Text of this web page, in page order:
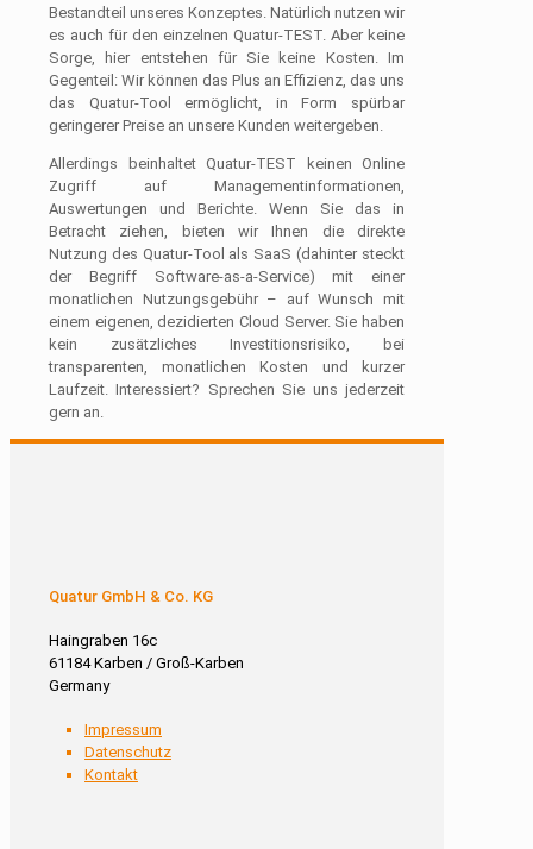
Bestandteil unseres Konzeptes. Natürlich nutzen wir
es auch für den einzelnen Quatur-TEST. Aber keine
Sorge, hier entstehen für Sie keine Kosten. Im
Gegenteil: Wir können das Plus an Effizienz, das uns
das Quatur-Tool ermöglicht, in Form spürbar
geringerer Preise an unsere Kunden weitergeben.
Allerdings beinhaltet Quatur-TEST keinen Online
Zugriff auf Managementinformationen,
Auswertungen und Berichte. Wenn Sie das in
Betracht ziehen, bieten wir Ihnen die direkte
Nutzung des Quatur-Tool als SaaS (dahinter steckt
der Begriff Software-as-a-Service) mit einer
monatlichen Nutzungsgebühr – auf Wunsch mit
einem eigenen, dezidierten Cloud Server. Sie haben
kein zusätzliches Investitionsrisiko, bei
transparenten, monatlichen Kosten und kurzer
Laufzeit. Interessiert? Sprechen Sie uns jederzeit
gern an.
Quatur GmbH & Co. KG
Haingraben 16c
61184 Karben / Groß-Karben
Germany
Impressum
Datenschutz
Kontakt